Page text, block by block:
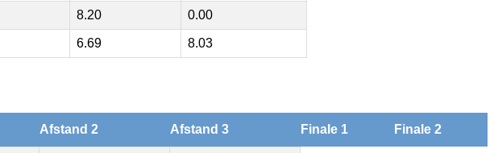
8.20 0.00
6.69 8.03
Afstand 2 Afstand 3 Finale 1 Finale 2